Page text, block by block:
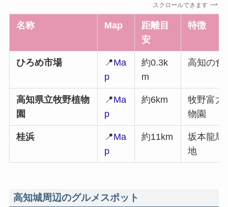
スクロールできます
名称 Map
距離目
安
特徴
ひろめ市場 📍Ma
p
約0.3k
m
高知の食
高知県立牧野植物
園
📍Ma
p
約6km
牧野富太
物園
桂浜 📍Ma
p
約11km
坂本龍馬
地
高知城周辺のグルメスポット